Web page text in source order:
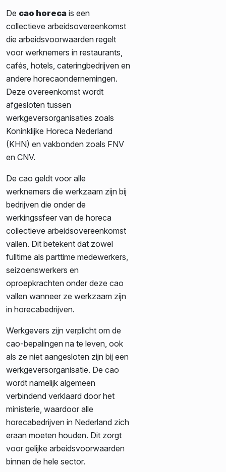
De cao horeca is een
collectieve arbeidsovereenkomst
die arbeidsvoorwaarden regelt
voor werknemers in restaurants,
cafés, hotels, cateringbedrijven en
andere horecaondernemingen.
Deze overeenkomst wordt
afgesloten tussen
werkgeversorganisaties zoals
Koninklijke Horeca Nederland
(KHN) en vakbonden zoals FNV
en CNV.
De cao geldt voor alle
werknemers die werkzaam zijn bij
bedrijven die onder de
werkingssfeer van de horeca
collectieve arbeidsovereenkomst
vallen. Dit betekent dat zowel
fulltime als parttime medewerkers,
seizoenswerkers en
oproepkrachten onder deze cao
vallen wanneer ze werkzaam zijn
in horecabedrijven.
Werkgevers zijn verplicht om de
cao-bepalingen na te leven, ook
als ze niet aangesloten zijn bij een
werkgeversorganisatie. De cao
wordt namelijk algemeen
verbindend verklaard door het
ministerie, waardoor alle
horecabedrijven in Nederland zich
eraan moeten houden. Dit zorgt
voor gelijke arbeidsvoorwaarden
binnen de hele sector.